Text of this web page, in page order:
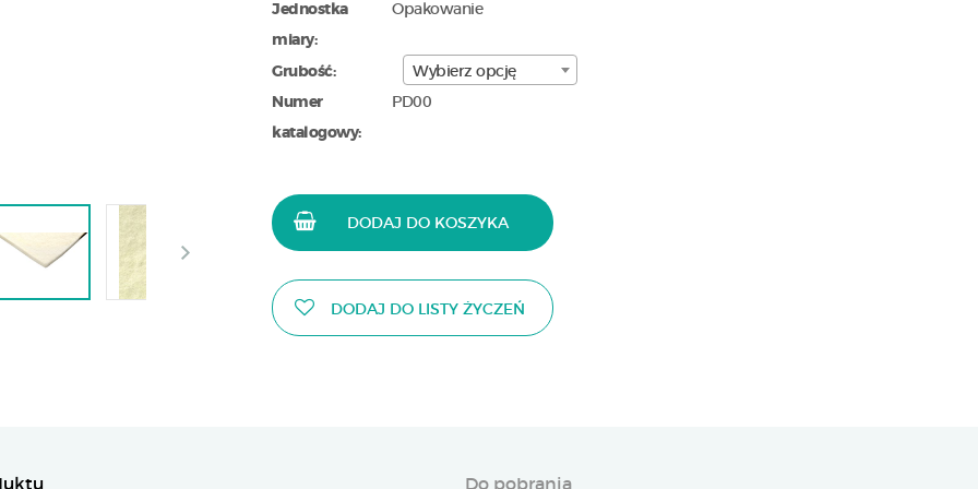
Jednostka
miary:
Opakowanie
Grubość:
Wybierz opcję
Numer
katalogowy:
PD00
DODAJ DO KOSZYKA
DODAJ DO LISTY ŻYCZEŃ
Do pobrania